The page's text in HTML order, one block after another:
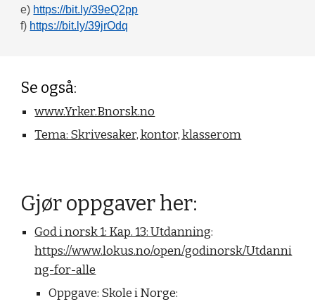
e) https://bit.ly/39eQ2pp
f) https://bit.ly/39jrOdq
Se også:
www.Yrker.Bnorsk.no
Tema: Skrivesaker, kontor, klasserom
Gjør oppgaver her:
God i norsk 1: Kap. 13: Utdanning:
https://www.lokus.no/open/godinorsk/Utdanni
ng-for-alle
Oppgave: Skole i Norge: